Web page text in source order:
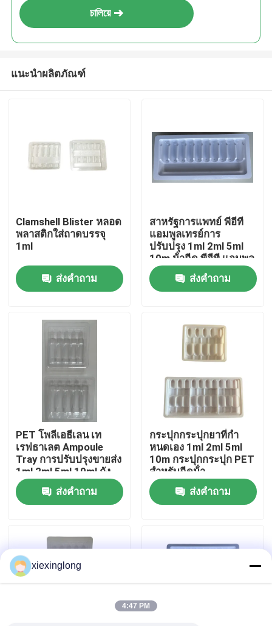
เกี่ยวกับเรา
ทัวร์โรงงาน
การควบคุมคุณภาพ
ติดต่อเรา
กรณี
চালিয়ে
แนะนำผลิตภัณฑ์
Clamshell Blister หลอด
พลาสติกใส่ถาดบรรจุ
1ml
ส่งคำถาม
สาหรัฐการแพทย์ พีอีที
แอมพูลเทรย์การ
ปรับปรุง 1ml 2ml 5ml
10m น้ําฉีด พีอีที แอมพูล
เทรย์การปรับปรุงขายส่ง
ส่งคำถาม
PET โพลีเอธีเลน เท
เรฟธาเลต Ampoule
Tray การปรับปรุงขายส่ง
1ml 2ml 5ml 10ml ถัง
กระปุกฉีดน้ํา การ
ปรับปรุง ส่งคำถาม
กระปุกกระปุกยาที่กํา
หนดเอง 1ml 2ml 5ml
10m กระปุกกระปุก PET
สําหรับฉีดน้ํา
ส่งคำถาม
xiexinglong
4:47 PM